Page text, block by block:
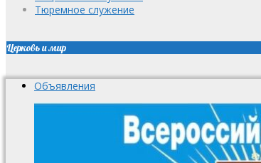
Тюремное служение
Церковь и мир
Объявления